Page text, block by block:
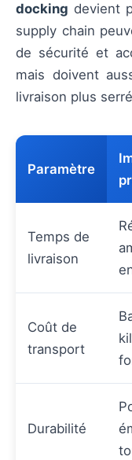
docking devient
supply chain
de sécurité et
mais doivent
livraison plus
Paramètre
Temps de
livraison
Coût de
transport
Durabilité